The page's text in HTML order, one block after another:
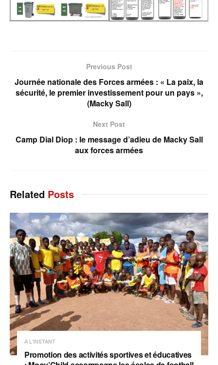
Previous Post
Journée nationale des Forces armées : « La paix, la
sécurité, le premier investissement pour un pays »,
(Macky Sall)
Next Post
Camp Dial Diop : le message d’adieu de Macky Sall
aux forces armées
Related Posts
A L'INSTANT
Promotion des activités sportives et éducatives